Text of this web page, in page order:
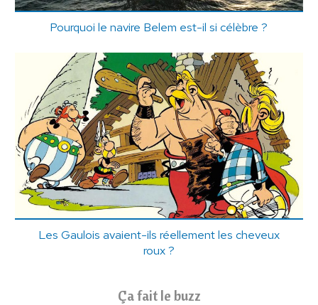
Pourquoi le navire Belem est-il si célèbre ?
Les Gaulois avaient-ils réellement les cheveux
roux ?
Ça fait le buzz